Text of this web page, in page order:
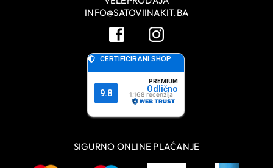
INFO@SATOVIINAKIT.BA
SIGURNO ONLINE PLAĆANJE